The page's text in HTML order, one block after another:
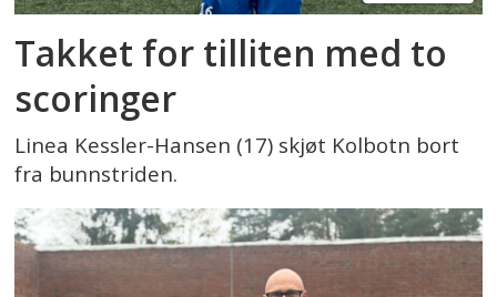
Takket for tilliten med to
scoringer
Linea Kessler-Hansen (17) skjøt Kolbotn bort
fra bunnstriden.